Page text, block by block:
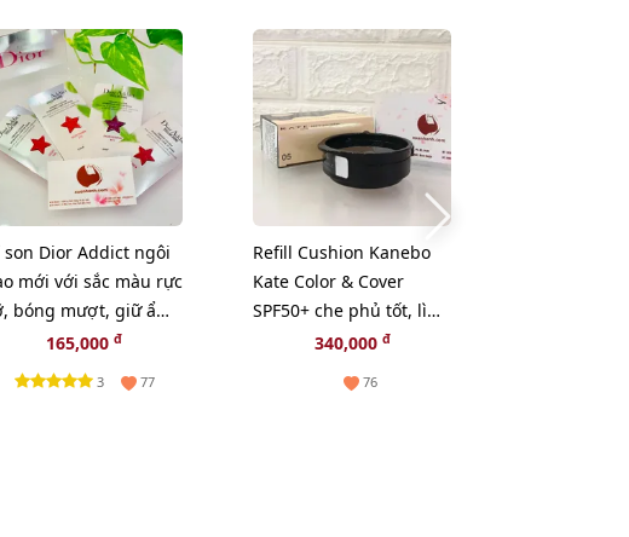
son Dior Addict ngôi
mới với sắc màu rực
bóng mượt, giữ ẩm
165,000đ
3 77
Refill Cushion Kanebo
Kate Color & Cover
SPF50+ che phủ tốt, lì
mịn, #05 sáng tự nhiên.
340,000 đ
76